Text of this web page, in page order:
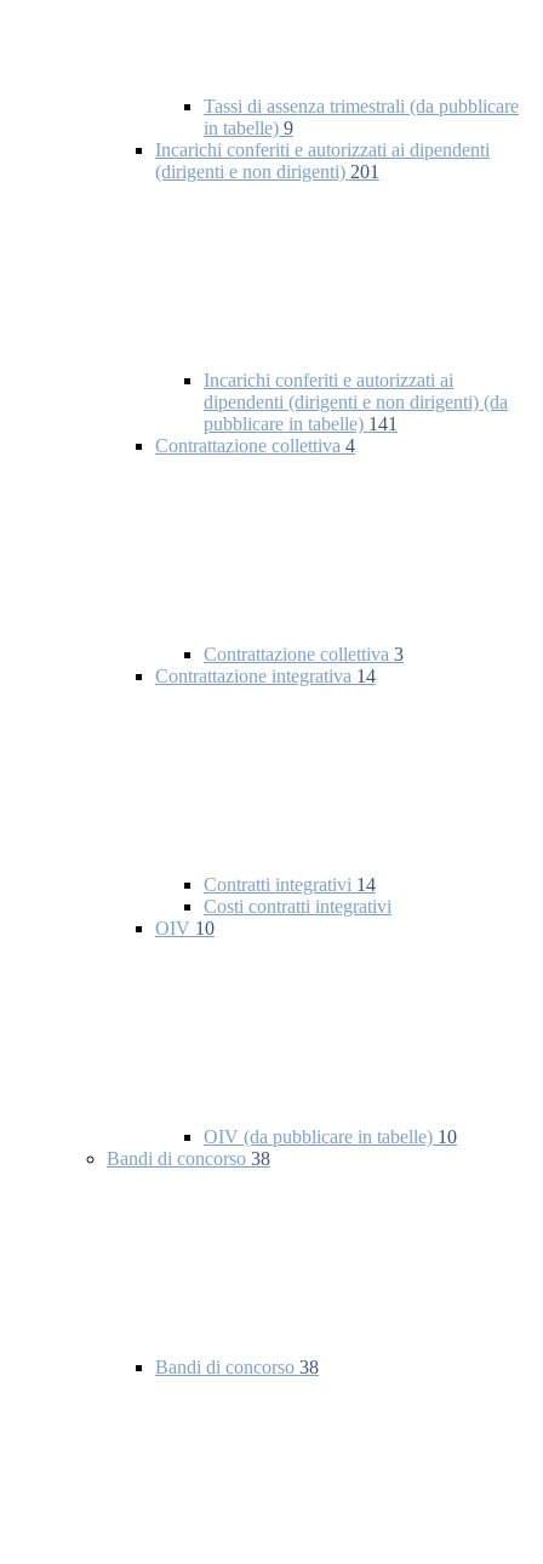
Tassi di assenza trimestrali (da pubblicare
in tabelle) 9
Incarichi conferiti e autorizzati ai dipendenti
(dirigenti e non dirigenti) 201
Incarichi conferiti e autorizzati ai
dipendenti (dirigenti e non dirigenti) (da
pubblicare in tabelle) 141
Contrattazione collettiva 4
Contrattazione collettiva 3
Contrattazione integrativa 14
Contratti integrativi 14
Costi contratti integrativi
OIV 10
OIV (da pubblicare in tabelle) 10
Bandi di concorso 38
Bandi di concorso 38